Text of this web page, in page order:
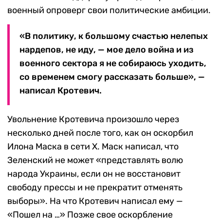
военный опроверг свои политические амбиции.
«В политику, к большому счастью нелепых
нардепов, не иду, — мое дело война и из
военного сектора я не собираюсь уходить,
со временем смогу рассказать больше», —
написал Кротевич.
Увольнение Кротевича произошло через
несколько дней после того, как он оскорбил
Илона Маска в сети X. Маск написал, что
Зеленский не может «представлять волю
народа Украины, если он не восстановит
свободу прессы и не прекратит отменять
выборы». На что Кротевич написал ему —
«Пошел на …» Позже свое оскорбление